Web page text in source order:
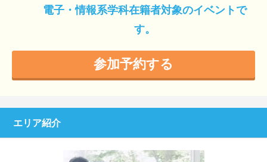
電子・情報系学科在籍者対象のイベントで
す。
参加予約する
エリア紹介